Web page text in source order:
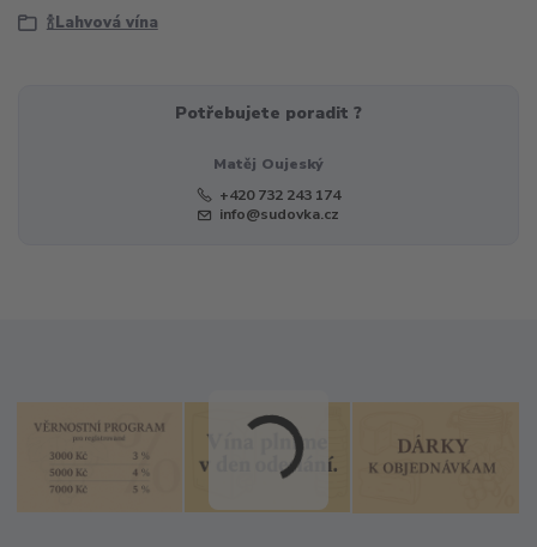
🍾Lahvová vína
Potřebujete poradit ?
Matěj Oujeský
+420 732 243 174
info@sudovka.cz